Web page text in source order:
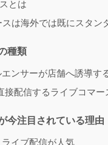
とは
は海外では既にスタン
種類
エンサーが店舗へ誘導す
接配信するライブコマー
今注目されている理由
イブ配信が人気